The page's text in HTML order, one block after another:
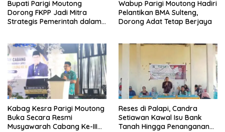
Bupati Parigi Moutong
Dorong FKPP Jadi Mitra
Strategis Pemerintah dalam
Wabup Parigi Moutong Hadiri
Pelantikan BMA Sulteng,
Dorong Adat Tetap Berjaya
Kabag Kesra Parigi Moutong
Buka Secara Resmi
Musyawarah Cabang Ke-III
Reses di Palapi, Candra
Setiawan Kawal Isu Bank
Tanah Hingga Penanganan